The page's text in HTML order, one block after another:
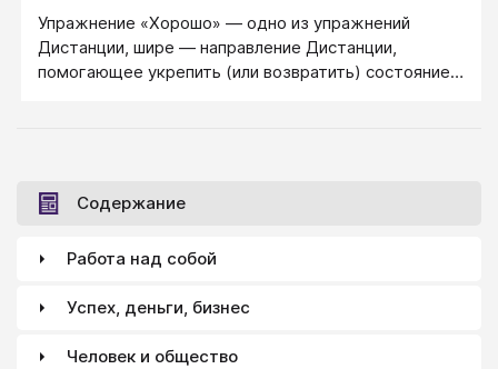
физиологию людей, чтобы мы не занимались
деятельностью, в которой мы не преуспеваем.
Встроен на гормональном уровне.
Упражнение «Хорошо» — одно из упражнений
Дистанции, шире — направление Дистанции,
помогающее укрепить (или возвратить) состояние
Содержание
Работа над собой
Успех, деньги, бизнес
Человек и общество